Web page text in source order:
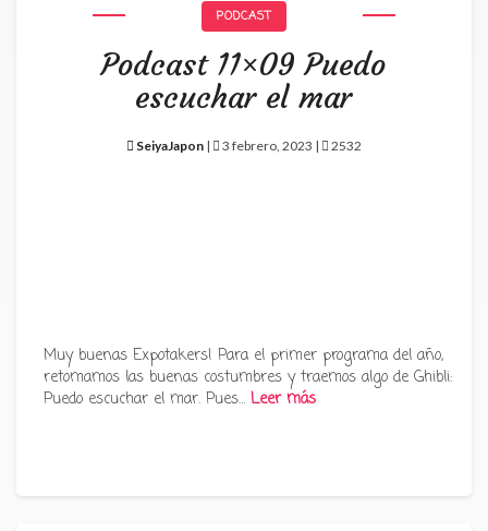
PODCAST
Podcast 11×09 Puedo
escuchar el mar
SeiyaJapon | 3 febrero, 2023 | 2532
Muy buenas Expotakers! Para el primer programa del año,
retomamos las buenas costumbres y traemos algo de Ghibli:
Puedo escuchar el mar. Pues… Leer más